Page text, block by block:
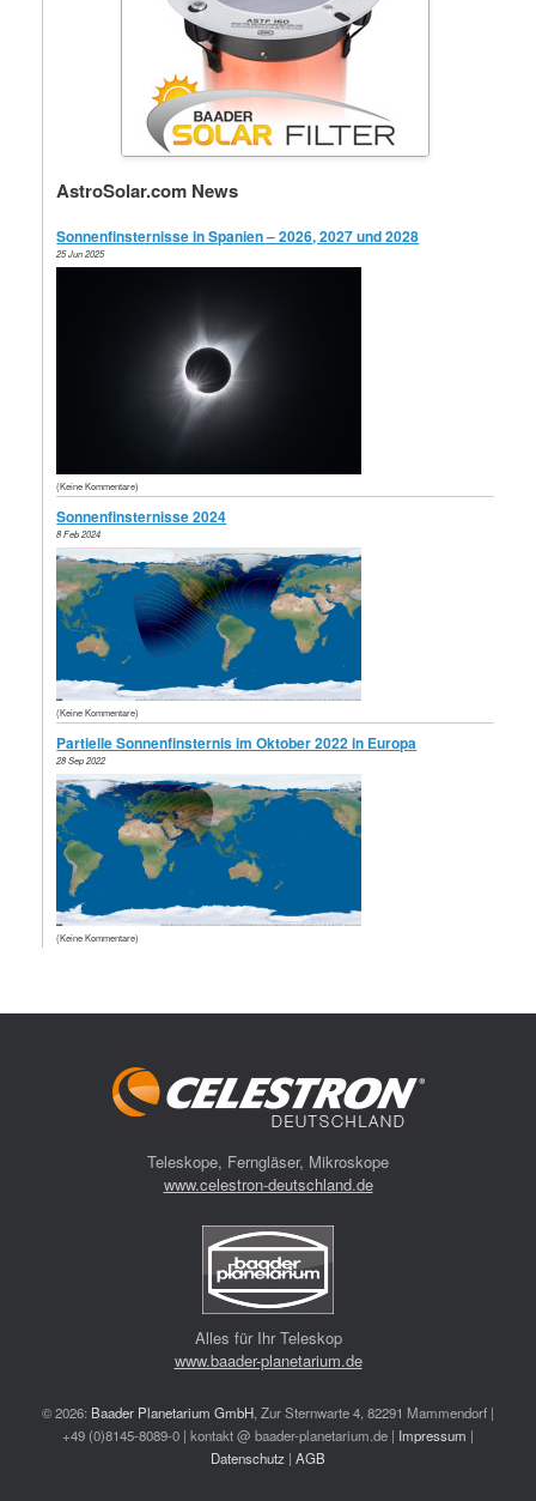
AstroSolar.com News
Sonnenfinsternisse in Spanien – 2026, 2027 und 2028
25 Jun 2025
(Keine Kommentare)
Sonnenfinsternisse 2024
8 Feb 2024
(Keine Kommentare)
Partielle Sonnenfinsternis im Oktober 2022 in Europa
28 Sep 2022
(Keine Kommentare)
Teleskope, Ferngläser, Mikroskope
www.celestron-deutschland.de
Alles für Ihr Teleskop
www.baader-planetarium.de
© 2026: Baader Planetarium GmbH , Zur Sternwarte 4, 82291 Mammendorf |
+49 (0)8145-8089-0 | kontakt @ baader-planetarium.de | Impressum |
Datenschutz | AGB